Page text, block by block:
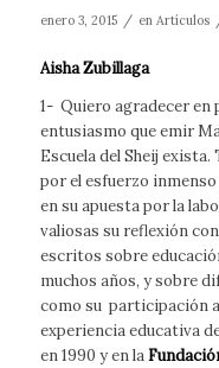
enero 3, 2015 / en Artículos
Aisha Zubillaga
1- Quiero agradecer en
entusiasmo que emir
Escuela del Sheij
por el esfuerzo inmenso
en su apuesta por la
valiosas su reflexión
escritos sobre
muchos años, y sobre
como su participación
experiencia educativa
en 1990 y en la